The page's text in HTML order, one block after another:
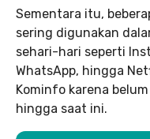
Sementara itu,
sering digunakan
sehari-hari seperti
WhatsApp, hingga
Kominfo karena
hingga saat ini.